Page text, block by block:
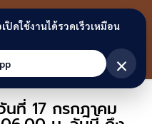
อนแก่น
ลิงก์
ที่ 17 กรกฎาคม
ปิดใช้งานได้รวดเร็วเหมือน
×